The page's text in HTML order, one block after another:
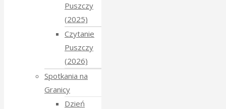
Puszczy
(2025)
Czytanie
Puszczy
(2026)
Spotkania na
Granicy
Dzień